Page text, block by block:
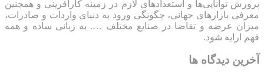
پرورش توانایی‌ها و استعدادهای لازم در زمینه کارآفرینی و همچنین
معرفی بازارهای جهانی، چگونگی ورود به دنیای واردات و صادرات،
میزان عرضه و تقاضا در صنایع مختلف …. به زبانی ساده و همه
فهم ارایه شود.
آخرین دیدگاه ها